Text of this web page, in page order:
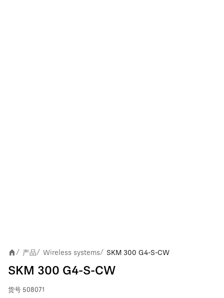
/ 产品/ Wireless systems/ SKM 300 G4-S-CW
SKM 300 G4-S-CW
货号 508071